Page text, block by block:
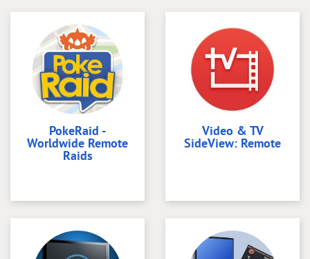
PokeRaid -
Worldwide Remote
Raids
Video & TV
SideView: Remote